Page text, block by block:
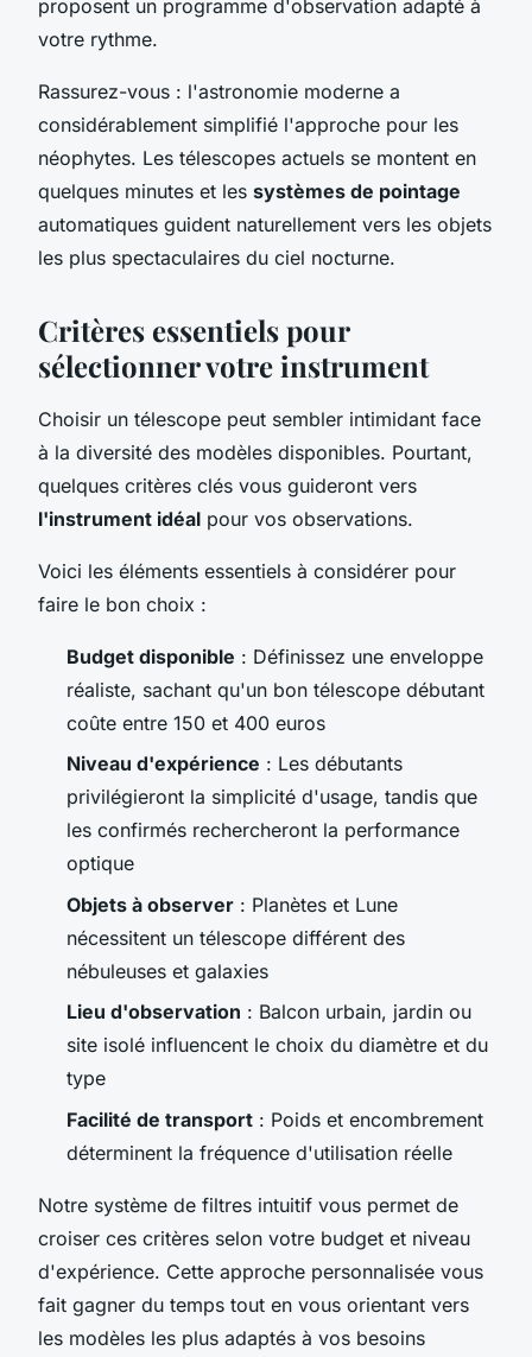
proposent un programme d'observation adapté à
votre rythme.
Rassurez-vous : l'astronomie moderne a
considérablement simplifié l'approche pour les
néophytes. Les télescopes actuels se montent en
quelques minutes et les systèmes de pointage
automatiques guident naturellement vers les objets
les plus spectaculaires du ciel nocturne.
Critères essentiels pour
sélectionner votre instrument
Choisir un télescope peut sembler intimidant face
à la diversité des modèles disponibles. Pourtant,
quelques critères clés vous guideront vers
l'instrument idéal pour vos observations.
Voici les éléments essentiels à considérer pour
faire le bon choix :
Budget disponible : Définissez une enveloppe
réaliste, sachant qu'un bon télescope débutant
coûte entre 150 et 400 euros
Niveau d'expérience : Les débutants
privilégieront la simplicité d'usage, tandis que
les confirmés rechercheront la performance
optique
Objets à observer : Planètes et Lune
nécessitent un télescope différent des
nébuleuses et galaxies
Lieu d'observation : Balcon urbain, jardin ou
site isolé influencent le choix du diamètre et du
type
Facilité de transport : Poids et encombrement
déterminent la fréquence d'utilisation réelle
Notre système de filtres intuitif vous permet de
croiser ces critères selon votre budget et niveau
d'expérience. Cette approche personnalisée vous
fait gagner du temps tout en vous orientant vers
les modèles les plus adaptés à vos besoins